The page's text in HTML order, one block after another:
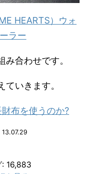
HEARTS）ウォ
ラー
合わせです。
いきます。
布を使うのか?
13.07.29
16,883